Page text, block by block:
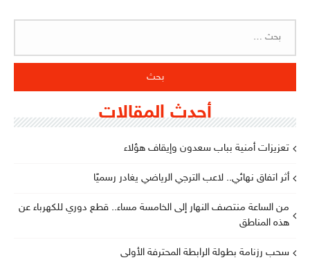
أحدث المقالات
تعزيزات أمنية بباب سعدون وإيقاف هؤلاء
أثر اتفاق نهائي.. لاعب الترجي الرياضي يغادر رسميًا
من الساعة منتصف النهار إلى الخامسة مساء.. قطع دوري للكهرباء عن
هذه المناطق
سحب رزنامة بطولة الرابطة المحترفة الأولى